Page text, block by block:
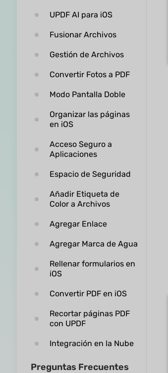
UPDF AI para iOS
Fusionar Archivos
Gestión de Archivos
Convertir Fotos a PDF
Modo Pantalla Doble
Organizar las páginas
en iOS
Acceso Seguro a
Aplicaciones
Espacio de Seguridad
Añadir Etiqueta de
Color a Archivos
Agregar Enlace
Agregar Marca de Agua
Rellenar formularios en
iOS
Convertir PDF en iOS
Recortar páginas PDF
con UPDF
Integración en la Nube
Preguntas Frecuentes